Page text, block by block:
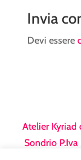
Invia
Devi essere
Atelier Kyriad
Sondrio